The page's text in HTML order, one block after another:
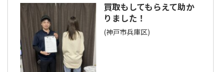
買取もしてもらえて助か
りました！
(神戸市兵庫区)